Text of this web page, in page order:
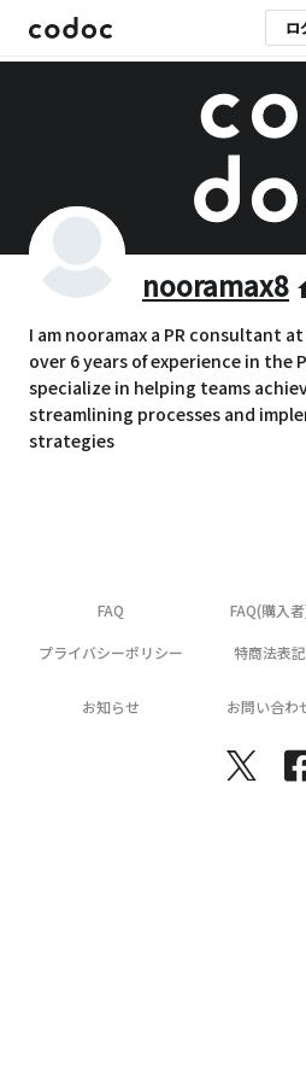
ロ
nooramax8
I am nooramax a PR consultant
over 6 years of experience in the
specialize in helping teams
streamlining processes and
strategies
FAQ FAQ(購入
プライバシーポリシー 特商法表記
お知らせ お問い合わ